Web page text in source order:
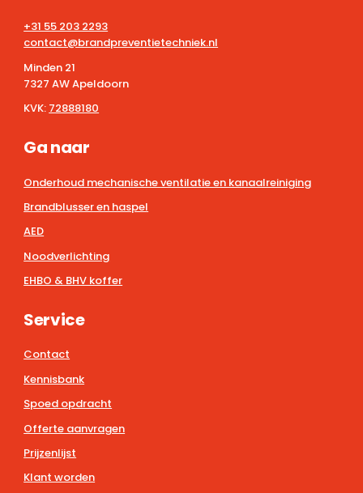
+31 55 203 2293
contact@brandpreventietechniek.nl
Minden 21
7327 AW Apeldoorn
KVK: 72888180
Ga naar
Onderhoud mechanische ventilatie en kanaalreiniging
Brandblusser en haspel
AED
Noodverlichting
EHBO & BHV koffer
Service
Contact
Kennisbank
Spoed opdracht
Offerte aanvragen
Prijzenlijst
Klant worden